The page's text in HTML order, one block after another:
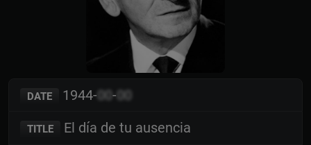
DATE 1944-00 -00
TITLE El día de tu ausencia